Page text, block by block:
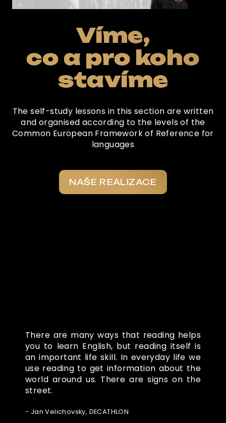
Víme,
co a pro koho
stavíme
The self-study lessons in this section are written
and organised according to the levels of the
Common European Framework of Reference for
languages
NAŠE REALIZACE
There are many ways that reading helps
you to learn English, but reading itself is
an important life skill. In everyday life we
use reading to get information about the
world around us. There are signs on the
street.
- Jan Velichovsky, DECATHLON